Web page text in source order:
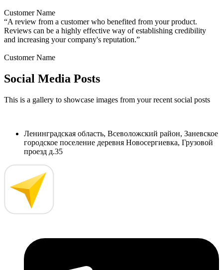
Customer Name
“A review from a customer who benefited from your product.
Reviews can be a highly effective way of establishing credibility
and increasing your company's reputation.”
Customer Name
Social Media Posts
This is a gallery to showcase images from your recent social posts
Ленинградская область, Всеволожский район, Заневское
городское поселение деревня Новосергиевка, Грузовой
проезд д.35